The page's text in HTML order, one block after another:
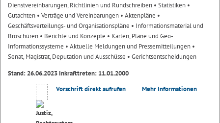
Dienstvereinbarungen, Richtlinien und Rundschreiben • Statistiken •
Gutachten • Verträge und Vereinbarungen • Aktenpläne •
Geschäftsverteilungs- und Organisationspläne • Informationsmaterial und
Broschüren • Berichte und Konzepte • Karten, Pläne und Geo-
Informationssysteme • Aktuelle Meldungen und Pressemitteilungen •
Senat, Magistrat, Deputation und Ausschüsse • Gerichtsentscheidungen
Stand: 26.06.2023 Inkrafttreten: 11.01.2000
Vorschrift direkt aufrufen Mehr Informationen